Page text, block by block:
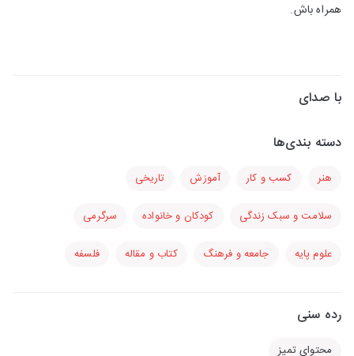
همراه باش.
با صدای
دسته بندی‌ها
هنر کسب و کار آموزش تاریخی
سلامت و سبک زندگی کودکان و خانواده سرگرمی
علوم پایه جامعه و فرهنگ کتاب و مقاله فلسفه
رده سنی
محتوای تمیز